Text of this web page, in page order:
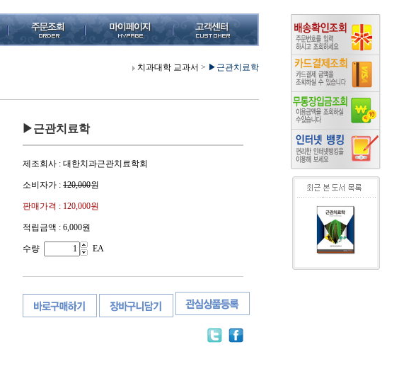
치과대학 교과서 > ▶근관치료학
▶근관치료학
제조회사 : 대한치과근관치료학회
소비자가 : 120,000원
판매가격 : 120,000원
적립금액 : 6,000원
수량 EA